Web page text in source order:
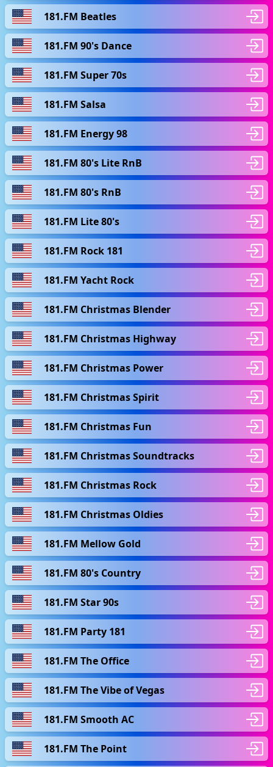
181.FM Beatles
181.FM 90's Dance
181.FM Super 70s
181.FM Salsa
181.FM Energy 98
181.FM 80's Lite RnB
181.FM 80's RnB
181.FM Lite 80's
181.FM Rock 181
181.FM Yacht Rock
181.FM Christmas Blender
181.FM Christmas Highway
181.FM Christmas Power
181.FM Christmas Spirit
181.FM Christmas Fun
181.FM Christmas Soundtracks
181.FM Christmas Rock
181.FM Christmas Oldies
181.FM Mellow Gold
181.FM 80's Country
181.FM Star 90s
181.FM Party 181
181.FM The Office
181.FM The Vibe of Vegas
181.FM Smooth AC
181.FM The Point